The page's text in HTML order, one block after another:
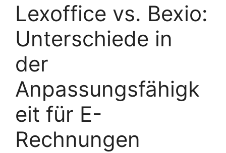
Lexoffice vs. Bexio:
Unterschiede in
der
Anpassungsfähigk
eit für E-
Rechnungen